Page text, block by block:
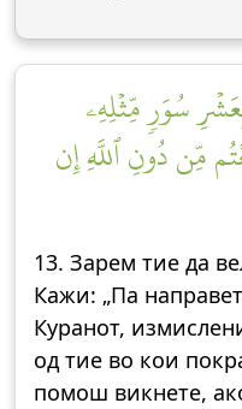
سُوَرٖ مِّثۡلِهِۦ
مِّن دُونِ ٱللَّهِ إِن
13. Зарем тие да
Кажи: „Па
Куранот,
од тие во кои
помош викнете,